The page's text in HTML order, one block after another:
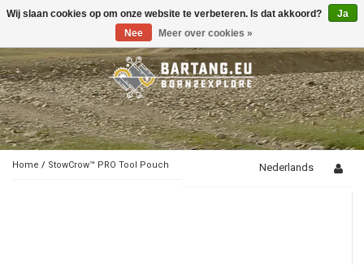
Toggle
Home / StowCrow™ PRO Tool Pouch Nederlands
Wij slaan cookies op om onze website te verbeteren. Is dat akkoord?
Ja
Nee
Meer over cookies »